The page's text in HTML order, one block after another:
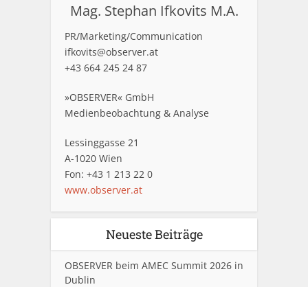
Mag. Stephan Ifkovits M.A.
PR/Marketing/Communication
ifkovits@observer.at
+43 664 245 24 87
»OBSERVER« GmbH
Medienbeobachtung & Analyse
Lessinggasse 21
A-1020 Wien
Fon: +43 1 213 22 0
www.observer.at
Neueste Beiträge
OBSERVER beim AMEC Summit 2026 in
Dublin